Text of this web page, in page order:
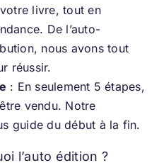
livre, tout en
De l’auto-
nous avons tout
réussir.
: En seulement 5 étapes,
vendu. Notre
guide du début à la fin.
l’auto édition ?